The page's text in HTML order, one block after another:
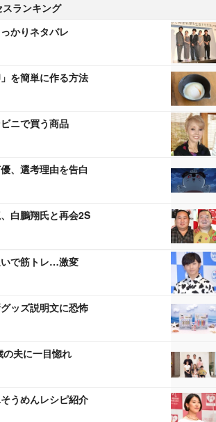
ランキング
かりネタバレ
を簡単に作る方法
ニで買う商品
、選考理由を告白
白鵬翔氏と再会2S
で筋トレ…激変
グッズ説明文に恐怖
夫に一目惚れ
うめんレシピ紹介